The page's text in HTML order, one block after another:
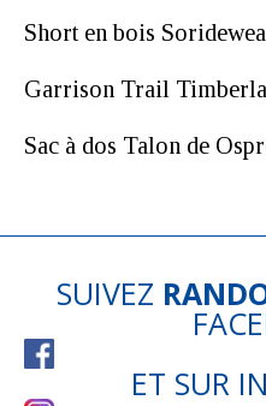
Short en bois
Garrison Trail
Sac à dos Talon de
SUIVEZ
ET SUR